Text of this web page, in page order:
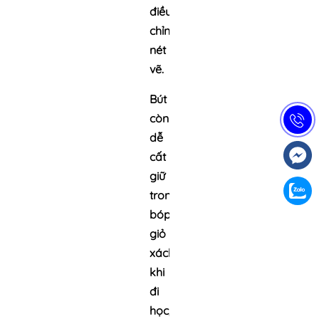
điều
chỉnh
nét
vẽ.
Bút
còn
dễ
cất
giữ
trong
bóp,
giỏ
xách
khi
đi
học,